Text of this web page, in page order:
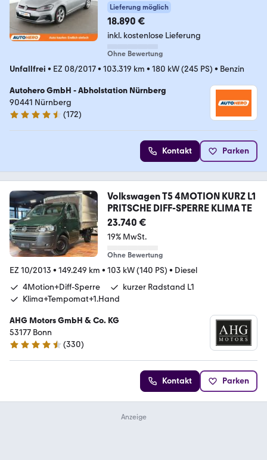
Lieferung möglich
18.890 €
inkl. kostenlose Lieferung
Ohne Bewertung
Unfallfrei • EZ 08/2017• 103.319 km • 180 kW (245 PS) • Benzin
Autohero GmbH - Abholstation Nürnberg
90441 Nürnberg
4.5 Sterne
(172)
Kontakt Parken
Volkswagen T5 4MOTION KURZ L1
PRITSCHE DIFF-SPERRE KLIMA TE
23.740 €
19% MwSt.
Ohne Bewertung
EZ 10/2013 • 149.249 km • 103 kW (140 PS) • Diesel
4Motion+Diff-Sperre
kurzer Radstand L1
Klima+Tempomat+1.Hand
AHG Motors GmbH & Co. KG
53177 Bonn
4.7 Sterne
(330)
Kontakt Parken